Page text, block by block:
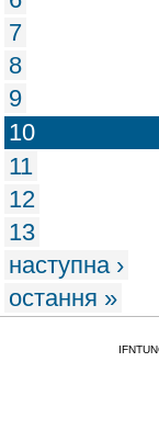
7
8
9
10
11
12
13
наступна ›
остання »